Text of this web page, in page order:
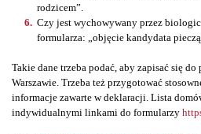
rodzicem”.
Czy jest wychowywany przez
formularza: „objęcie kandydata pieczą
Takie dane trzeba podać, aby zapisać się
Warszawie. Trzeba też przygotować
informacje zawarte w deklaracji. Lista
indywidualnymi linkami do formularzy